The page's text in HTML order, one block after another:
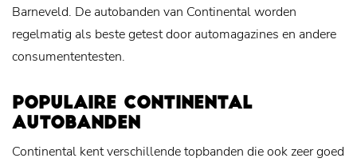
Barneveld. De autobanden van Continental worden
regelmatig als beste getest door automagazines en andere
consumententesten.
POPULAIRE CONTINENTAL
AUTOBANDEN
Continental kent verschillende topbanden die ook zeer goed